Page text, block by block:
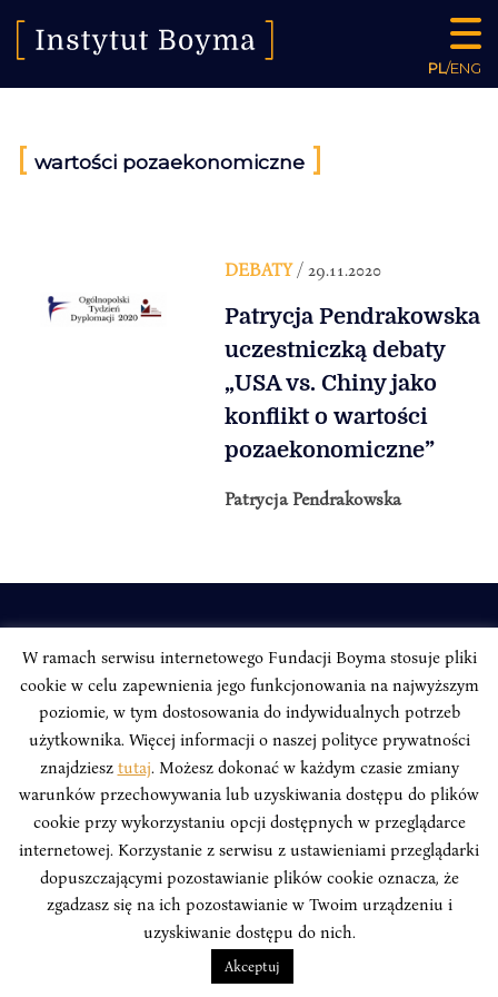
PL/ENG
[ wartości pozaekonomiczne ]
DEBATY/ 29.11.2020
Patrycja Pendrakowska
uczestniczką debaty
„USA vs. Chiny jako
konflikt o wartości
pozaekonomiczne”
Patrycja Pendrakowska
INSTYTUT BOYMA / Asian Century
Adres korespondencyjny: ul. Freta 11/5, 00-027 Warszawa
Odwiedź nas w mediach społecznościowych:
INSTYTUT BOYMA. WSZELKIE PRAWA ZASTRZEŻONE.
Polityka
Prywatności Serwisu
Polityka Prywatności Fundacji
design Beata Świerczyńska, developmentAlan Głodek
W ramach serwisu internetowego Fundacji Boyma stosuje pliki
cookie w celu zapewnienia jego funkcjonowania na najwyższym
poziomie, w tym dostosowania do indywidualnych potrzeb
użytkownika. Więcej informacji o naszej polityce prywatności
znajdziesz tutaj. Możesz dokonać w każdym czasie zmiany
warunków przechowywania lub uzyskiwania dostępu do plików
cookie przy wykorzystaniu opcji dostępnych w przeglądarce
internetowej. Korzystanie z serwisu z ustawieniami przeglądarki
dopuszczającymi pozostawianie plików cookie oznacza, że
zgadzasz się na ich pozostawianie w Twoim urządzeniu i
uzyskiwanie dostępu do nich.
Akceptuj